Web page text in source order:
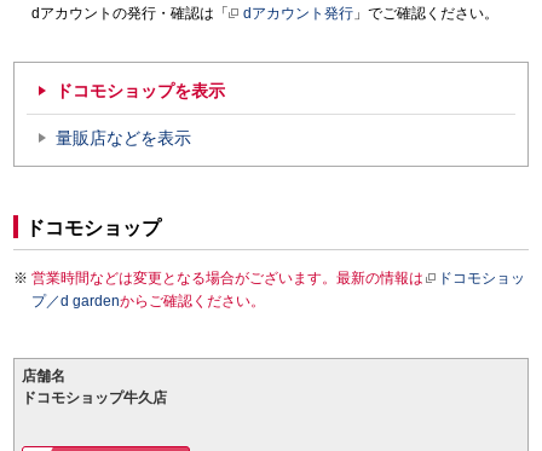
dアカウントの発行・確認は「
dアカウント発行 」でご確認ください。
ドコモショップを表示
量販店などを表示
ドコモショップ
営業時間などは変更となる場合がございます。最新の情報は
ドコモショッ
プ／d gardenからご確認ください。
店舗名
ドコモショップ牛久店